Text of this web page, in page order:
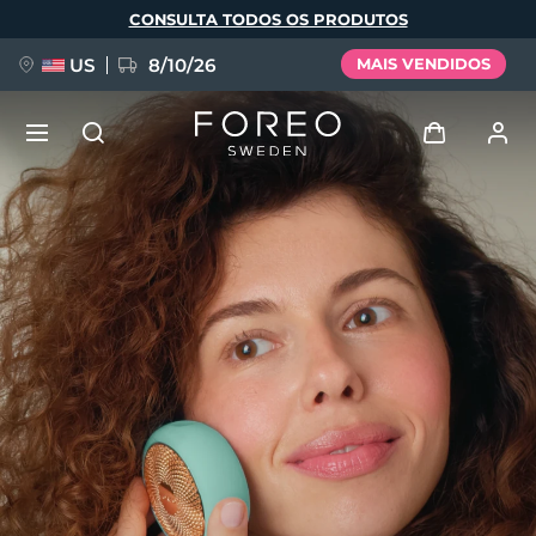
principal
CONSULTA TODOS OS PRODUTOS
US 8/10/26 MAIS VENDIDOS
Entrar
Perfil de usuário
Meus aparelhos
Meus pedidos
Meus endereços
As minhas subscrições
NOVIDADE
FAQ™ Pure Beauty-Tech Elixir
BREAKING NEWS
issa™ Teeth Whitening Set
Idioma
English Deutsch
Español
Français
Italiano
Português
Polski
Svenska
Русский
Türkçe
简体中文 繁體中文